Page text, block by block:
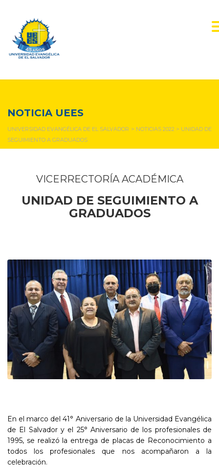
NOTICIA UEES
UNIVERSIDAD EVANGÉLICA DE EL SALVADOR > NOTICIAS 2022> UNIDAD DE
SEGUIMIENTO A GRADUADOS
VICERRECTORÍA ACADÉMICA
UNIDAD DE SEGUIMIENTO A
GRADUADOS
En el marco del 41° Aniversario de la Universidad Evangélica
de El Salvador y el 25° Aniversario de los profesionales de
1995, se realizó la entrega de placas de Reconocimiento a
todos los profesionales que nos acompañaron a la
celebración.